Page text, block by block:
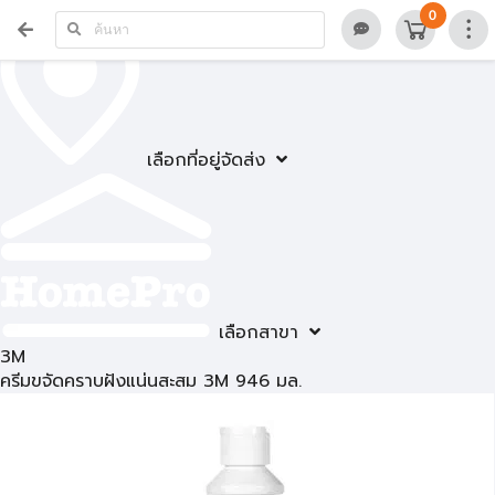
เลือกที่อยู่จัดส่ง
เลือกสาขา
0
3M
ครีมขจัดคราบฝังแน่นสะสม 3M 946 มล.